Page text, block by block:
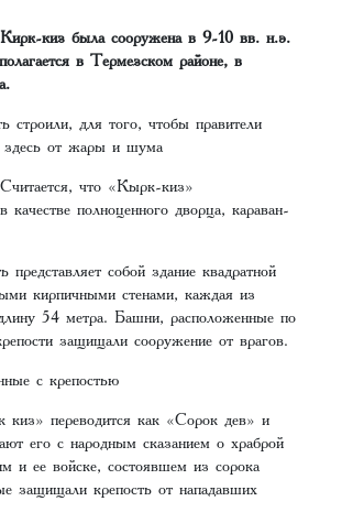
Кирк-киз была сооружена в 9-10 вв. н.э.
в Термезском районе, в
строили, для того, чтобы правители
здесь от жары и шума
что «Кырк-киз»
качестве полноценного дворца, караван-
представляет собой здание квадратной
кирпичными стенами, каждая из
54 метра. Башни, расположенные по
защищали сооружение от врагов.
с крепостью
киз» переводится как «Сорок дев» и
его с народным сказанием о храброй
и ее войске, состоявшем из сорока
защищали крепость от нападавших